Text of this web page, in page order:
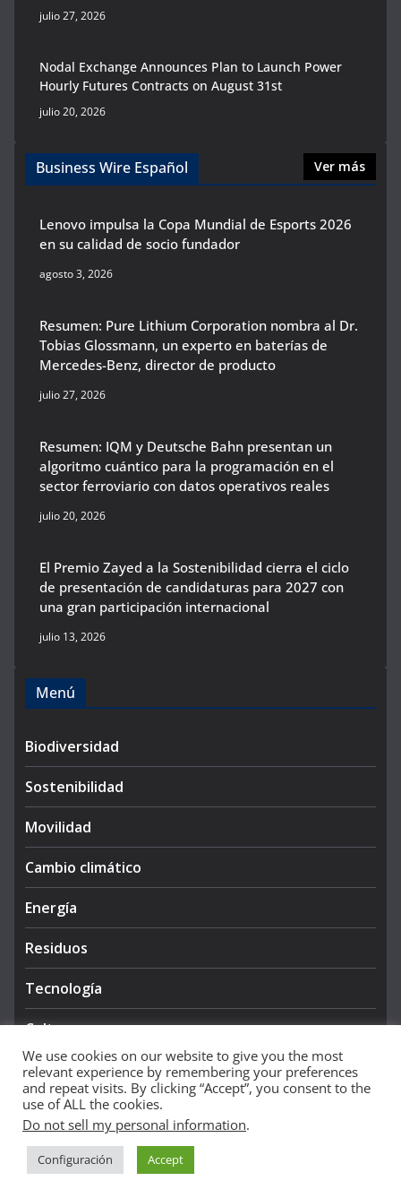
julio 27, 2026
Nodal Exchange Announces Plan to Launch Power
Hourly Futures Contracts on August 31st
julio 20, 2026
Business Wire Español Ver más
Lenovo impulsa la Copa Mundial de Esports 2026
en su calidad de socio fundador
agosto 3, 2026
Resumen: Pure Lithium Corporation nombra al Dr.
Tobias Glossmann, un experto en baterías de
Mercedes-Benz, director de producto
julio 27, 2026
Resumen: IQM y Deutsche Bahn presentan un
algoritmo cuántico para la programación en el
sector ferroviario con datos operativos reales
julio 20, 2026
El Premio Zayed a la Sostenibilidad cierra el ciclo
de presentación de candidaturas para 2027 con
una gran participación internacional
julio 13, 2026
Menú
Biodiversidad
Sostenibilidad
Movilidad
Cambio climático
Energía
Residuos
Tecnología
Cultura
Copyright © 2026NIEVE AZUL 360
Theme:ColorMag Pro by ThemeGrill. Powered by
We use cookies on our website to give you the most
relevant experience by remembering your preferences
and repeat visits. By clicking “Accept”, you consent to the
use of ALL the cookies.
Do not sell my personal information.
Configuración Accept